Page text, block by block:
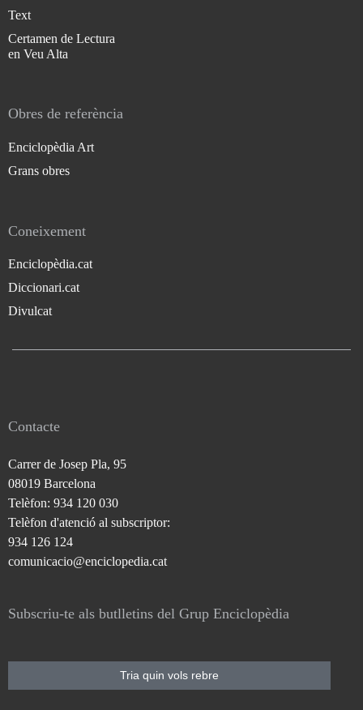
Text
Certamen de Lectura
en Veu Alta
Obres de referència
Enciclopèdia Art
Grans obres
Coneixement
Enciclopèdia.cat
Diccionari.cat
Divulcat
Contacte
Carrer de Josep Pla, 95
08019 Barcelona
Telèfon: 934 120 030
Telèfon d'atenció al subscriptor:
934 126 124
comunicacio@enciclopedia.cat
Subscriu-te als butlletins del Grup Enciclopèdia
Tria quin vols rebre